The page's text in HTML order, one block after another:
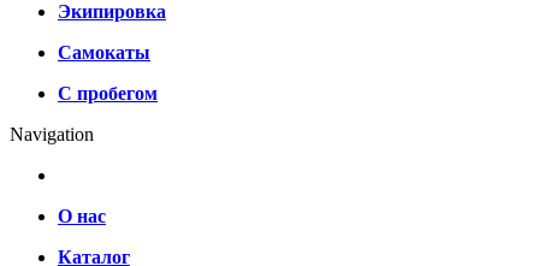
Экипировка
Самокаты
С пробегом
Navigation
О нас
Каталог